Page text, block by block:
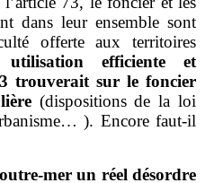
dans leur ensemble sont
offerte aux territoires
utilisation efficiente et
trouverait sur le foncier
(dispositions de la loi
). Encore faut‑il
‑mer un réel désordre